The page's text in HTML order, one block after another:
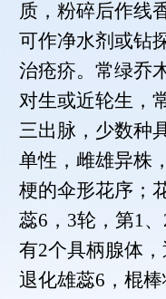
质，粉碎后作线
可作净水剂或钻
治疮疥。常绿乔
对生或近轮生，
三出脉，少数种
单性，雌雄异株
梗的伞形花序；
蕊6，3轮，第1
有2个具柄腺体
退化雄蕊6，棍